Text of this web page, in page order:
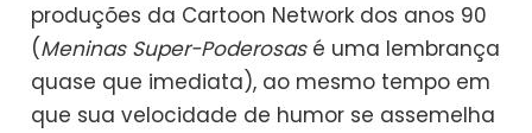
produções da Cartoon Network dos anos 90
(Meninas Super-Poderosasé uma lembrança
quase que imediata), ao mesmo tempo em
que sua velocidade de humor se assemelha